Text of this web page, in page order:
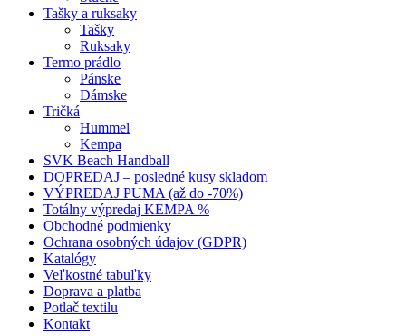
Tašky a ruksaky
Tašky
Ruksaky
Termo prádlo
Pánske
Dámske
Tričká
Hummel
Kempa
SVK Beach Handball
DOPREDAJ – posledné kusy skladom
VÝPREDAJ PUMA (až do -70%)
Totálny výpredaj KEMPA %
Obchodné podmienky
Ochrana osobných údajov (GDPR)
Katalógy
Veľkostné tabuľky
Doprava a platba
Potlač textilu
Kontakt